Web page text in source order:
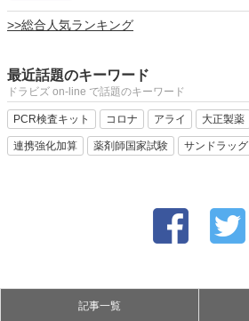
>>総合人気ランキング
最近話題のキーワード
ドラビズ on-line で話題のキーワード
PCR検査キット コロナ アライ 大正製薬
連携強化加算 薬剤師国家試験 サンドラッグ
記事一覧